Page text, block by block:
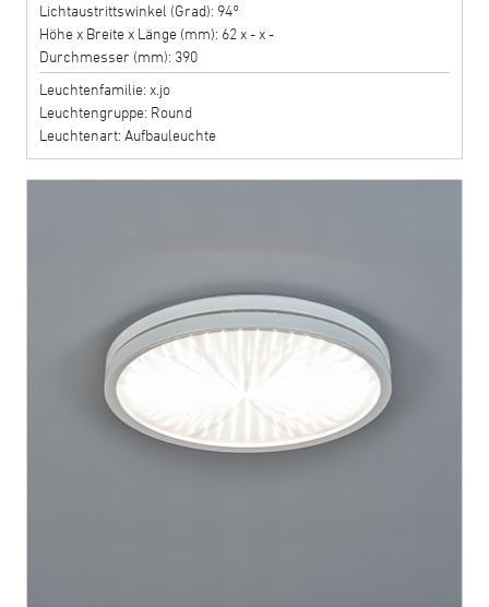
Lichtaustrittswinkel (Grad): 94°
Höhe x Breite x Länge (mm): 62 x - x -
Durchmesser (mm): 390
Leuchtenfamilie: x.jo
Leuchtengruppe: Round
Leuchtenart: Aufbauleuchte